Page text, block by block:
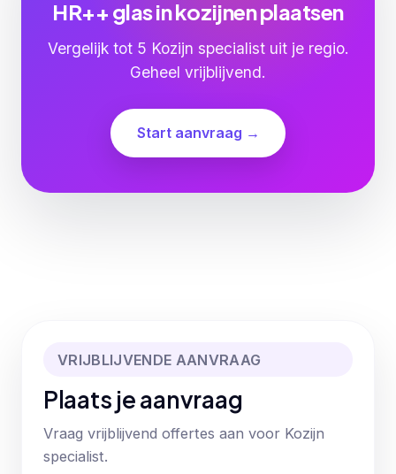
HR++ glas in kozijnen plaatsen
Vergelijk tot 5 Kozijn specialist uit je regio.
Geheel vrijblijvend.
Start aanvraag →
VRIJBLIJVENDE AANVRAAG
Plaats je aanvraag
Vraag vrijblijvend offertes aan voor Kozijn
specialist.